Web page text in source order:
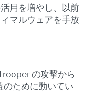
用を増やし、以前
マルウェアを手放
の攻撃から
のために動いてい